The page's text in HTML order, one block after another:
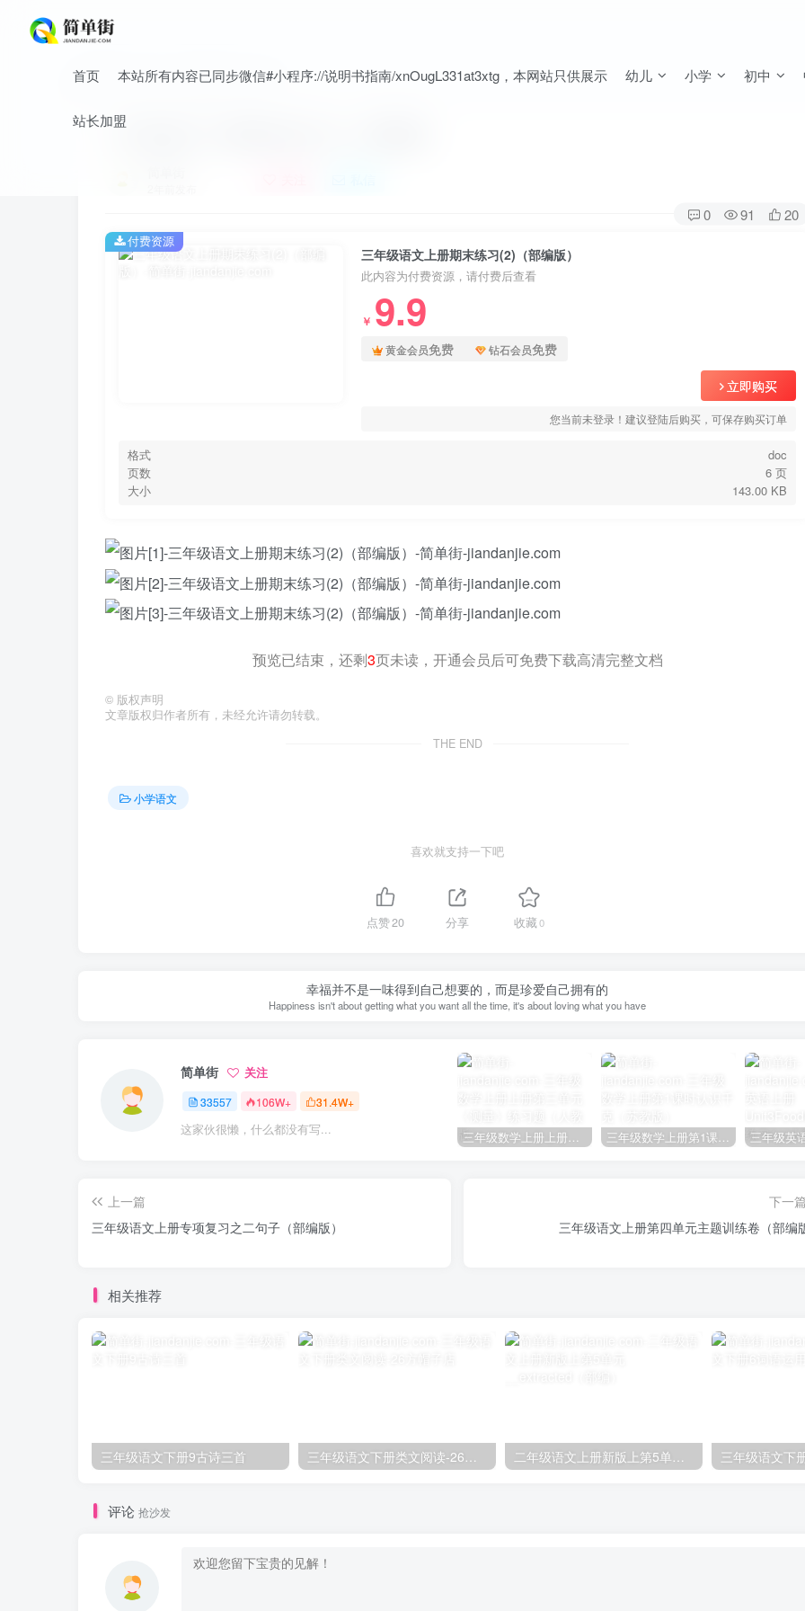
首页 本站所有内容已同步微信#小程序://说明书指南/xnOugL331at3xtg，本网站只供展示 幼儿 小学 初中
站长加盟
首页 小学 小学语文 正文
三年级语文上册期末练习(2)（部编版）
0 91 20
三年级语文上册期末练习(2)（部编版）
此内容为付费资源，请付费后查看
￥ 9.9
黄金会员免费 钻石会员免费
立即购买
您当前未登录！建议登陆后购买，可保存购买订单
格式
doc
页数
6 页
大小
143.00 KB
付费资源
预览已结束，还剩3页未读，开通会员后可免费下载高清完整文档
© 版权声明
文章版权归作者所有，未经允许请勿转载。
THE END
小学语文
喜欢就支持一下吧
点赞20 分享 收藏0
幸福并不是一味得到自己想要的，而是珍爱自己拥有的
Happiness isn't about getting what you want all the time, it's about loving what you have
简单街 关注
33557 106W+ 31.4W+
这家伙很懒，什么都没有写... 三年级数学上册上册第三单元《测量》练习题（人教版） 三年级数学上册第1课时认识千克（苏教版）
上一篇
三年级语文上册专项复习之二句子（部编版）
下一篇
三年级语文上册第四单元主题训练卷（部编
相关推荐
三年级语文下册9古诗三首 三年级语文下册类文阅读-26方帽子店 二年级语文上册新版上第5单元__extracted（部编） 三年级语文下
评论 抢沙发